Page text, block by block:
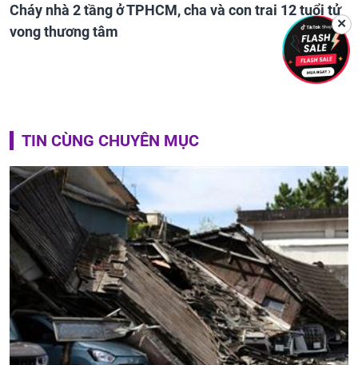
Cháy nhà 2 tầng ở TPHCM, cha và con trai 12 tuổi tử
vong thương tâm
TIN CÙNG CHUYÊN MỤC
✕